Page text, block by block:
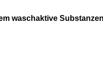
waschaktive